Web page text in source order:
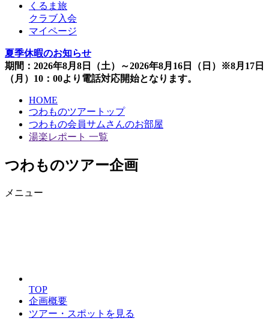
くるま旅
クラブ入会
マイページ
夏季休暇のお知らせ
期間：2026年8月8日（土）～2026年8月16日（日）※8月17日
（月）10：00より電話対応開始となります。
HOME
つわものツアートップ
つわもの会員サムさんのお部屋
湯楽レポート 一覧
つわものツアー企画
メニュー
TOP
企画概要
ツアー・スポットを見る